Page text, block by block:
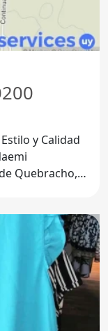
y Calidad
Quebracho,